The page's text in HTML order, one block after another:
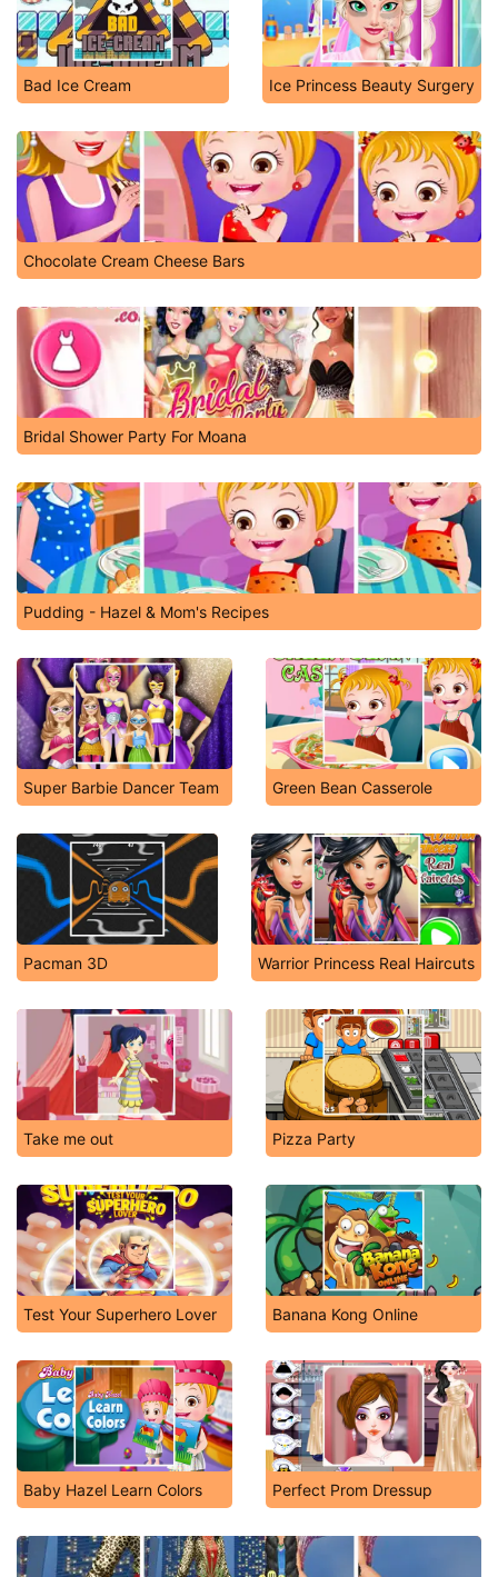
Bad Ice Cream Ice Princess Beauty Surgery
Chocolate Cream Cheese Bars
Bridal Shower Party For Moana
Pudding - Hazel & Mom's Recipes
Super Barbie Dancer Team Green Bean Casserole
Pacman 3D Warrior Princess Real Haircuts
Take me out Pizza Party
Test Your Superhero Lover Banana Kong Online
Baby Hazel Learn Colors Perfect Prom Dressup